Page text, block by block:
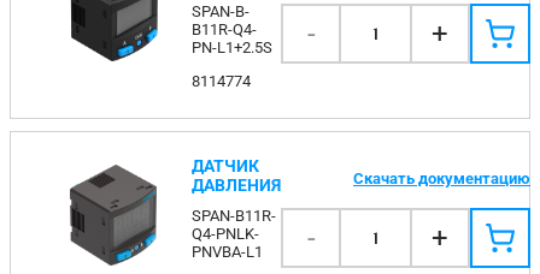
SPAN-B-
B11R-Q4-
PN-L1+2.5S
8114774
- 1 +
ДАТЧИК
ДАВЛЕНИЯ
SPAN-B11R-
Q4-PNLK-
PNVBA-L1
Скачать документацию
- 1 +